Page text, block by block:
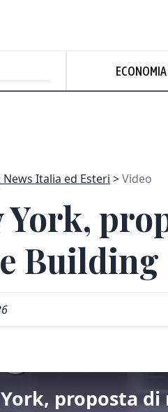
ECONOMIA
News Italia ed Esteri Video
York,
proposta